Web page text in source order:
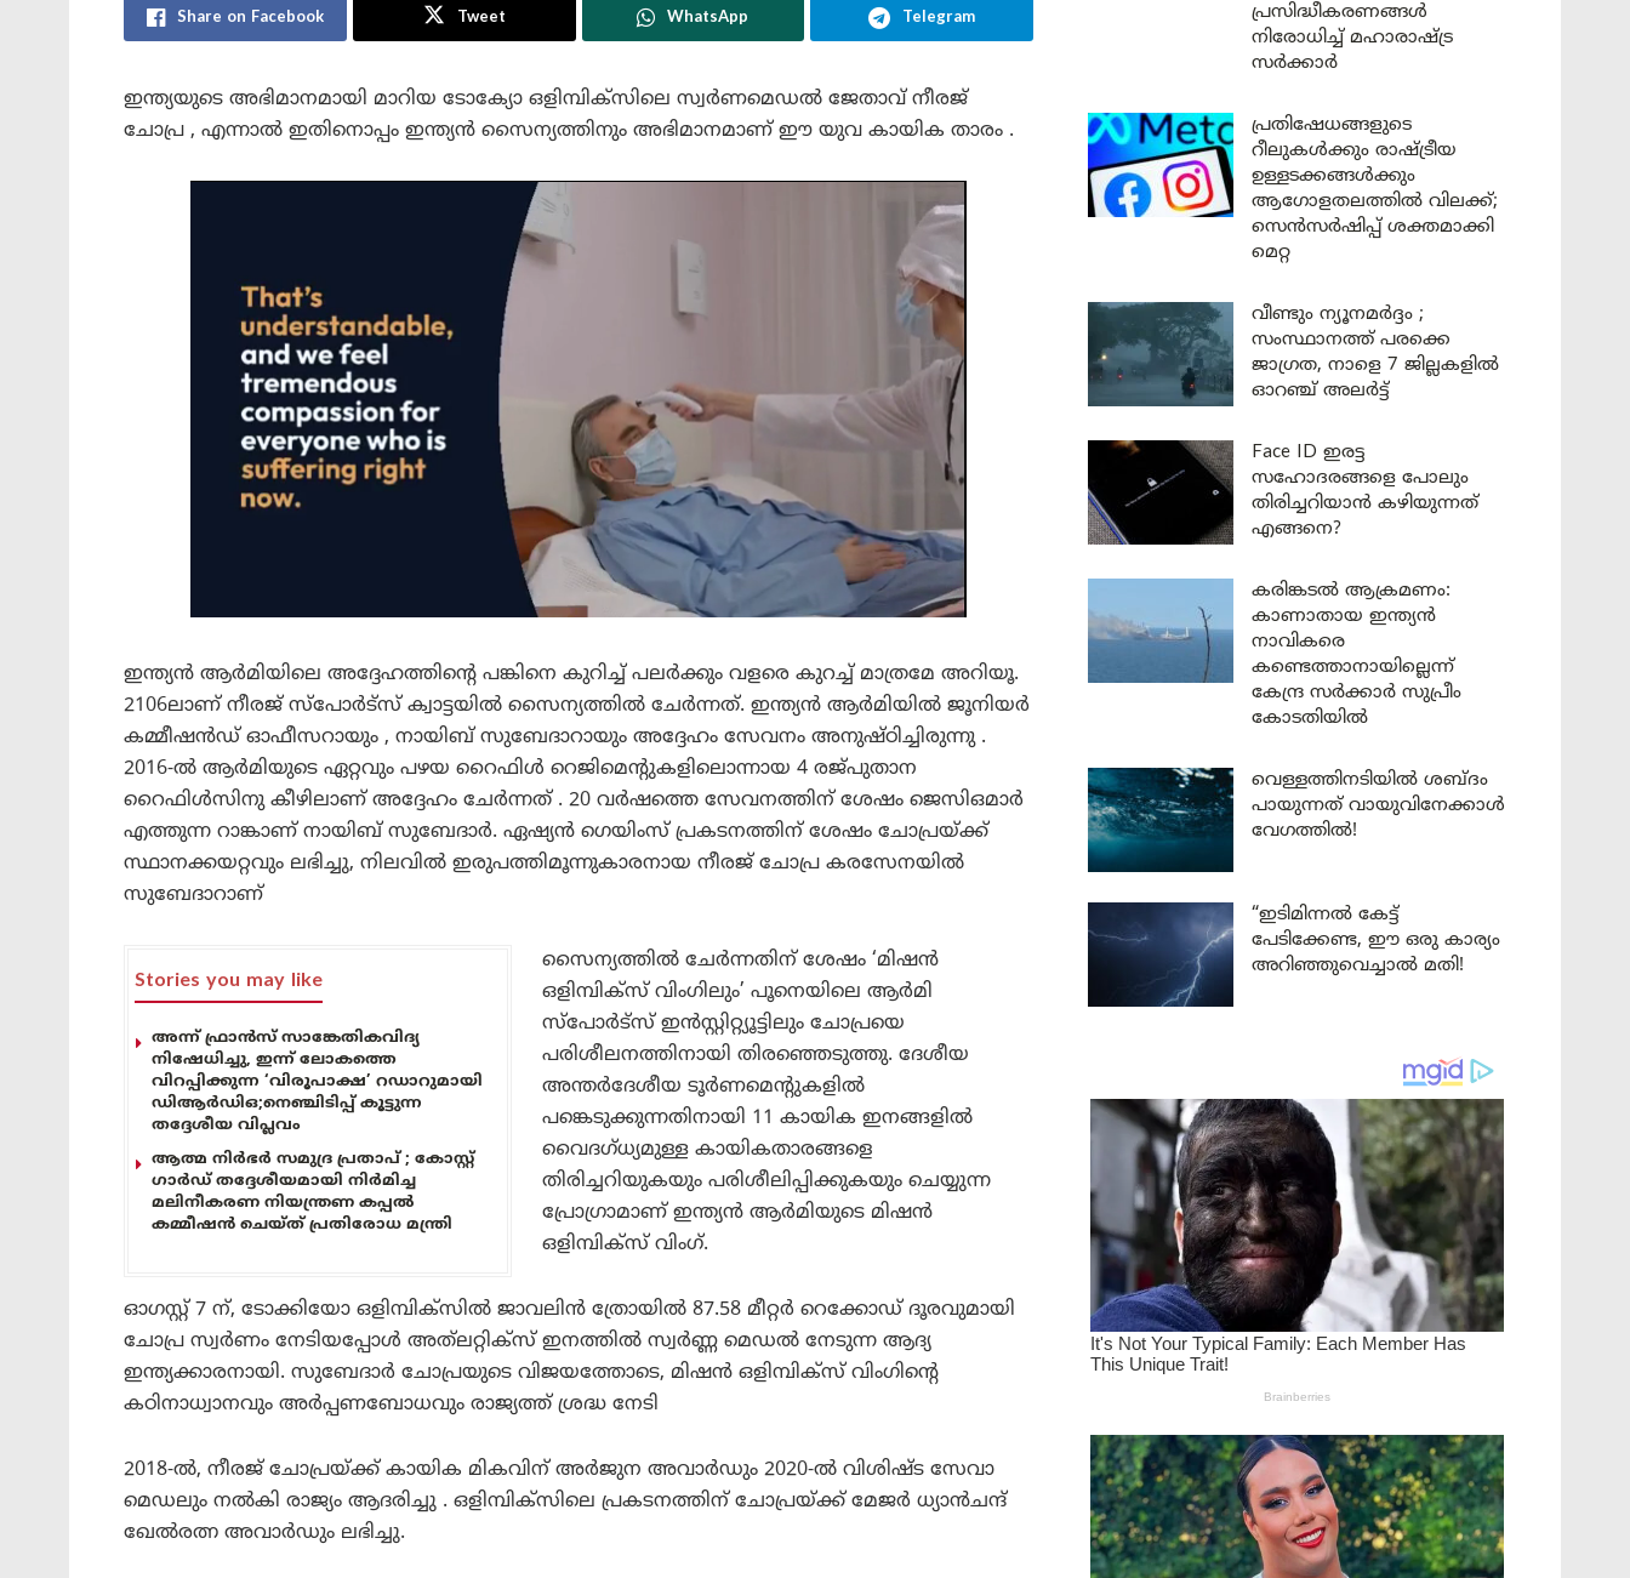
Share on Facebook Tweet WhatsApp Telegram
ഇന്ത്യയുടെ അഭിമാനമായി മാറിയ ടോക്യോ ഒളിമ്പിക്‌സിലെ സ്വര്‍ണമെഡല്‍ ജേതാവ് നീരജ്
ചോപ്ര , എന്നാൽ ഇതിനൊപ്പം ഇന്ത്യൻ സൈന്യത്തിനും അഭിമാനമാണ് ഈ യുവ കായിക താരം .
ഇന്ത്യൻ ആർമിയിലെ അദ്ദേഹത്തിന്റെ പങ്കിനെ കുറിച്ച് പലർക്കും വളരെ കുറച്ച് മാത്രമേ അറിയൂ.
2106ലാണ് നീരജ് സ്പോര്‍ട്‌സ് ക്വാട്ടയില്‍ സൈന്യത്തില്‍ ചേര്‍ന്നത്. ഇന്ത്യൻ ആർമിയിൽ ജൂനിയർ
കമ്മീഷൻഡ് ഓഫീസറായും , നായിബ് സുബേദാറായും അദ്ദേഹം സേവനം അനുഷ്ഠിച്ചിരുന്നു .
2016-ൽ ആർമിയുടെ ഏറ്റവും പഴയ റൈഫിൾ റെജിമെന്റുകളിലൊന്നായ 4 രജ്പുതാന
റൈഫിൾസിനു കീഴിലാണ് അദ്ദേഹം ചേർന്നത് . 20 വർഷത്തെ സേവനത്തിന് ശേഷം ജെസിഒമാർ
എത്തുന്ന റാങ്കാണ് നായിബ് സുബേദാർ. ഏഷ്യൻ ഗെയിംസ് പ്രകടനത്തിന് ശേഷം ചോപ്രയ്ക്ക്
സ്ഥാനക്കയറ്റവും ലഭിച്ചു, നിലവിൽ ഇരുപത്തിമൂന്നുകാരനായ നീരജ് ചോപ്ര കരസേനയില്‍
സുബേദാറാണ്
Stories you may like
അന്ന് ഫ്രാൻസ് സാങ്കേതികവിദ്യ
നിഷേധിച്ചു, ഇന്ന് ലോകത്തെ
വിറപ്പിക്കുന്ന ‘വിരൂപാക്ഷ’ റഡാറുമായി
ഡിആർഡിഒ;നെഞ്ചിടിപ്പ് കൂട്ടുന്ന
തദ്ദേശീയ വിപ്ലവം
ആത്മ നിർഭർ സമുദ്ര പ്രതാപ് ; കോസ്റ്റ്
ഗാർഡ് തദ്ദേശീയമായി നിർമിച്ച
മലിനീകരണ നിയന്ത്രണ കപ്പൽ
കമ്മീഷൻ ചെയ്ത് പ്രതിരോധ മന്ത്രി
സൈന്യത്തിൽ ചേർന്നതിന് ശേഷം ‘മിഷൻ
ഒളിമ്പിക്‌സ് വിംഗിലും’ പൂനെയിലെ ആർമി
സ്‌പോർട്‌സ് ഇൻസ്റ്റിറ്റ്യൂട്ടിലും ചോപ്രയെ
പരിശീലനത്തിനായി തിരഞ്ഞെടുത്തു. ദേശീയ
അന്തർദേശീയ ടൂർണമെന്റുകളിൽ
പങ്കെടുക്കുന്നതിനായി 11 കായിക ഇനങ്ങളിൽ
വൈദഗ്ധ്യമുള്ള കായികതാരങ്ങളെ
തിരിച്ചറിയുകയും പരിശീലിപ്പിക്കുകയും ചെയ്യുന്ന
പ്രോഗ്രാമാണ് ഇന്ത്യൻ ആർമിയുടെ മിഷൻ
ഒളിമ്പിക്‌സ് വിംഗ്.
ഓഗസ്റ്റ് 7 ന്, ടോക്കിയോ ഒളിമ്പിക്‌സിൽ ജാവലിൻ ത്രോയിൽ 87.58 മീറ്റർ റെക്കോഡ് ദൂരവുമായി
ചോപ്ര സ്വർണം നേടിയപ്പോൾ അത്‌ലറ്റിക്‌സ് ഇനത്തിൽ സ്വർണ്ണ മെഡൽ നേടുന്ന ആദ്യ
ഇന്ത്യക്കാരനായി. സുബേദാർ ചോപ്രയുടെ വിജയത്തോടെ, മിഷൻ ഒളിമ്പിക്‌സ് വിംഗിന്റെ
കഠിനാധ്വാനവും അർപ്പണബോധവും രാജ്യത്ത് ശ്രദ്ധ നേടി
2018-ൽ, നീരജ് ചോപ്രയ്ക്ക് കായിക മികവിന് അർജുന അവാർഡും 2020-ൽ വിശിഷ്ട സേവാ
മെഡലും നൽകി രാജ്യം ആദരിച്ചു . ഒളിമ്പിക്സിലെ പ്രകടനത്തിന് ചോപ്രയ്ക്ക് മേജർ ധ്യാൻചന്ദ്
ഖേൽരത്ന അവാർഡും ലഭിച്ചു.
പ്രസിദ്ധീകരണങ്ങൾ
നിരോധിച്ച് മഹാരാഷ്ട്ര
സർക്കാർ
പ്രതിഷേധങ്ങളുടെ
റീലുകൾക്കും രാഷ്ട്രീയ
ഉള്ളടക്കങ്ങൾക്കും
ആഗോളതലത്തിൽ വിലക്ക്;
സെൻസർഷിപ്പ് ശക്തമാക്കി
മെറ്റ
വീണ്ടും ന്യൂനമർദ്ദം ;
സംസ്ഥാനത്ത് പരക്കെ
ജാഗ്രത, നാളെ 7 ജില്ലകളിൽ
ഓറഞ്ച് അലർട്ട്
Face ID ഇരട്ട
സഹോദരങ്ങളെ പോലും
തിരിച്ചറിയാൻ കഴിയുന്നത്
എങ്ങനെ?
കരിങ്കടൽ ആക്രമണം:
കാണാതായ ഇന്ത്യൻ
നാവികരെ
കണ്ടെത്താനായില്ലെന്ന്
കേന്ദ്ര സർക്കാർ സുപ്രീം
കോടതിയിൽ
വെള്ളത്തിനടിയിൽ ശബ്ദം
പായുന്നത് വായുവിനേക്കാൾ
വേഗത്തിൽ!
“ഇടിമിന്നൽ കേട്ട്
പേടിക്കേണ്ട, ഈ ഒരു കാര്യം
അറിഞ്ഞുവെച്ചാൽ മതി!